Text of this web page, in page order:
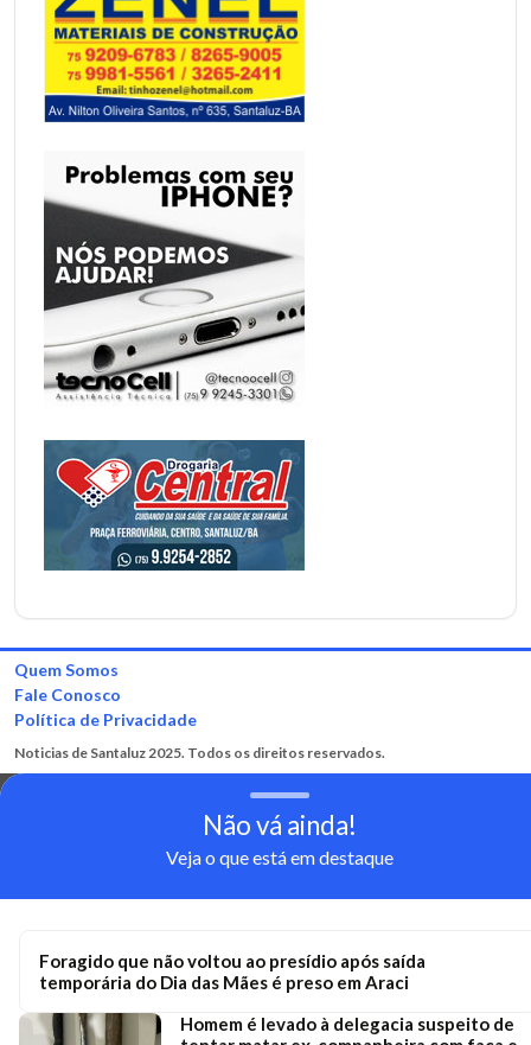
Quem Somos
Fale Conosco
Política de Privacidade
Noticias de Santaluz 2025. Todos os direitos reservados.
Não vá ainda!
Veja o que está em destaque
Foragido que não voltou ao presídio após saída
temporária do Dia das Mães é preso em Araci
Homem é levado à delegacia suspeito de